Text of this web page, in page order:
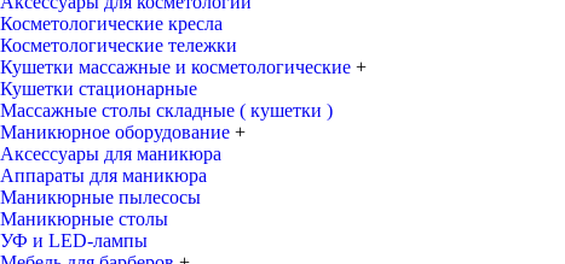
Косметологические кресла
Косметологические тележки
Кушетки массажные и косметологические +
Кушетки стационарные
Массажные столы складные ( кушетки )
Маникюрное оборудование +
Аксессуары для маникюра
Аппараты для маникюра
Маникюрные пылесосы
Маникюрные столы
УФ и LED-лампы